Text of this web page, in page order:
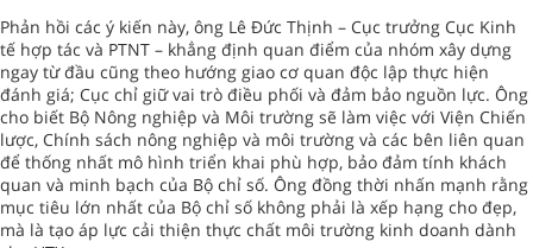
Phản hồi các ý kiến này, ông Lê Đức Thịnh – Cục trưởng Cục Kinh
tế hợp tác và PTNT – khẳng định quan điểm của nhóm xây dựng
ngay từ đầu cũng theo hướng giao cơ quan độc lập thực hiện
đánh giá; Cục chỉ giữ vai trò điều phối và đảm bảo nguồn lực. Ông
cho biết Bộ Nông nghiệp và Môi trường sẽ làm việc với Viện Chiến
lược, Chính sách nông nghiệp và môi trường và các bên liên quan
để thống nhất mô hình triển khai phù hợp, bảo đảm tính khách
quan và minh bạch của Bộ chỉ số. Ông đồng thời nhấn mạnh rằng
mục tiêu lớn nhất của Bộ chỉ số không phải là xếp hạng cho đẹp,
mà là tạo áp lực cải thiện thực chất môi trường kinh doanh dành